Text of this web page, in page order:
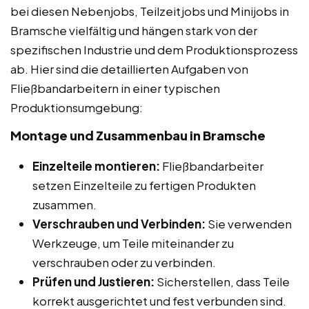
bei diesen Nebenjobs, Teilzeitjobs und Minijobs in
Bramsche vielfältig und hängen stark von der
spezifischen Industrie und dem Produktionsprozess
ab. Hier sind die detaillierten Aufgaben von
Fließbandarbeitern in einer typischen
Produktionsumgebung:
Montage und Zusammenbau in Bramsche
Einzelteile montieren: Fließbandarbeiter
setzen Einzelteile zu fertigen Produkten
zusammen.
Verschrauben und Verbinden: Sie verwenden
Werkzeuge, um Teile miteinander zu
verschrauben oder zu verbinden.
Prüfen und Justieren: Sicherstellen, dass Teile
korrekt ausgerichtet und fest verbunden sind.